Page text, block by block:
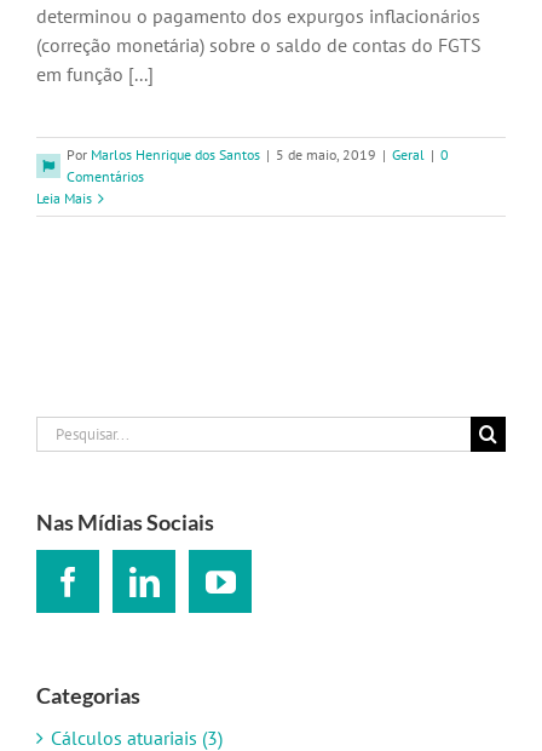
determinou o pagamento dos expurgos inflacionários
(correção monetária) sobre o saldo de contas do FGTS
em função [...]
Por Marlos Henrique dos Santos | 5 de maio, 2019 | Geral | 0
Comentários
Leia Mais
Buscar
resultados
Nas Mídias Sociais
Categorias
Cálculos atuariais (3)